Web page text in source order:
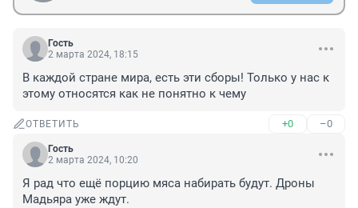
Гость
2 марта 2024, 18:15
В каждой стране мира, есть эти сборы! Только у нас к
этому относятся как не понятно к чему
ОТВЕТИТЬ +0 –0
Гость
2 марта 2024, 10:20
Я рад что ещё порцию мяса набирать будут. Дроны
Мадьяра уже ждут.